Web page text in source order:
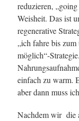
reduzieren,
Weisheit. Das ist
regenerative
„ich fahre bis
möglich“-
einfach zu warm.
aber dann muss
Nachdem wir die